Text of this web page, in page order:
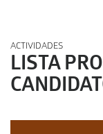
ACTIVIDADES
LISTA